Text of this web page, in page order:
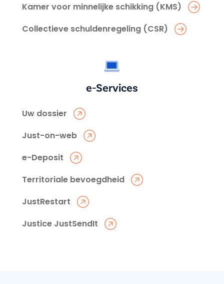
Kamer voor minnelijke schikking (KMS)
Collectieve schuldenregeling (CSR)
e-Services
Uw dossier
Just-on-web
e-Deposit
Territoriale bevoegdheid
JustRestart
Justice JustSendIt